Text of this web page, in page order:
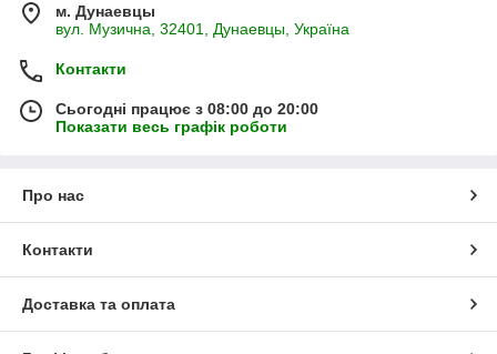
м. Дунаевцы
вул. Музична, 32401, Дунаевцы, Україна
Контакти
Сьогодні працює з 08:00 до 20:00
Показати весь графік роботи
Про нас
Контакти
Доставка та оплата